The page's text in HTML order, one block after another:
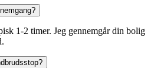
1-2 timer. Jeg gennemgår din bolig